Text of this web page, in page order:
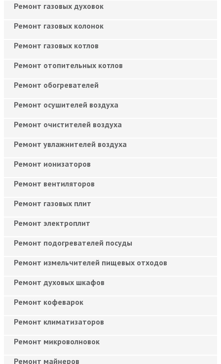
Ремонт газовых духовок
Ремонт газовых колонок
Ремонт газовых котлов
Ремонт отопительных котлов
Ремонт обогревателей
Ремонт осушителей воздуха
Ремонт очистителей воздуха
Ремонт увлажнителей воздуха
Ремонт ионизаторов
Ремонт вентиляторов
Ремонт газовых плит
Ремонт электроплит
Ремонт подогревателей посуды
Ремонт измельчителей пищевых отходов
Ремонт духовых шкафов
Ремонт кофеварок
Ремонт климатизаторов
Ремонт микроволновок
Ремонт майнеров